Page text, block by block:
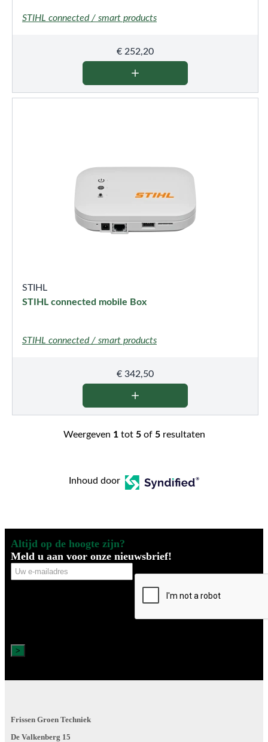
STIHL connected / smart products
€ 252,20
STIHL
STIHL connected mobile Box
STIHL connected / smart products
€ 342,50
Weergeven 1tot 5of 5resultaten
Inhoud door
Altijd op de hoogte zijn?
Meld u aan voor onze nieuwsbrief!
Uw
e-
Frissen Groen Techniek
De Valkenberg 15